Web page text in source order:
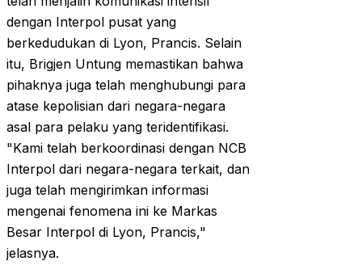
dengan Interpol pusat yang
berkedudukan di Lyon, Prancis. Selain
itu, Brigjen Untung memastikan bahwa
pihaknya juga telah menghubungi para
atase kepolisian dari negara-negara
asal para pelaku yang teridentifikasi.
"Kami telah berkoordinasi dengan NCB
Interpol dari negara-negara terkait, dan
juga telah mengirimkan informasi
mengenai fenomena ini ke Markas
Besar Interpol di Lyon, Prancis,"
jelasnya.